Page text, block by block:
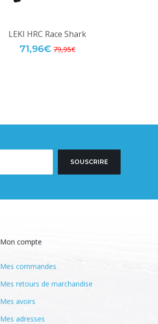
LEKI HRC Race Shark
71,96€ 79,95€
SOUSCRIRE
Mon compte
Mes commandes
Mes retours de marchandise
Mes avoirs
Mes adresses